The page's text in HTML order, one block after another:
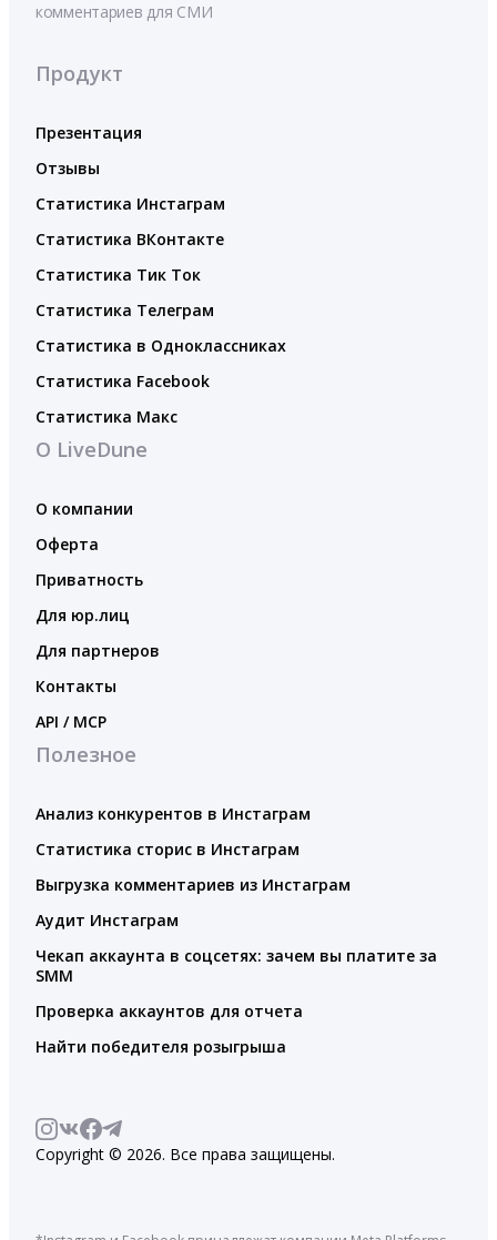
комментариев для СМИ
Продукт
Презентация
Отзывы
Статистика Инстаграм
Статистика ВКонтакте
Статистика Тик Ток
Статистика Телеграм
Статистика в Одноклассниках
Статистика Facebook
Статистика Макс
О LiveDune
О компании
Оферта
Приватность
Для юр.лиц
Для партнеров
Контакты
API / MCP
Полезное
Анализ конкурентов в Инстаграм
Статистика сторис в Инстаграм
Выгрузка комментариев из Инстаграм
Аудит Инстаграм
Чекап аккаунта в соцсетях: зачем вы платите за
SMM
Проверка аккаунтов для отчета
Найти победителя розыгрыша
Copyright © 2026. Все права защищены.